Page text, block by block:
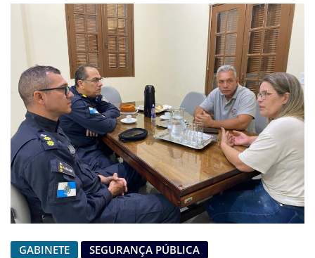
GABINETE SEGURANÇA PÚBLICA